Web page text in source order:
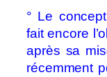
° Le
fait encore
après sa
récemment